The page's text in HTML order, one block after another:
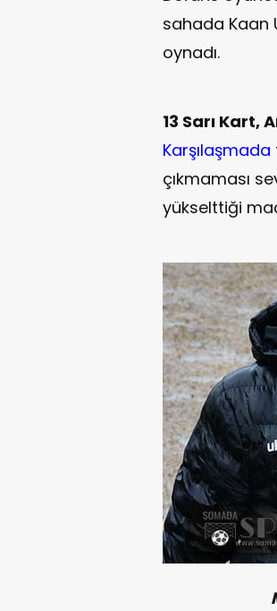
sahada Kaan
oynadı.
13 Sarı Kart,
Karşılaşmada
çıkmaması
yükselttiği